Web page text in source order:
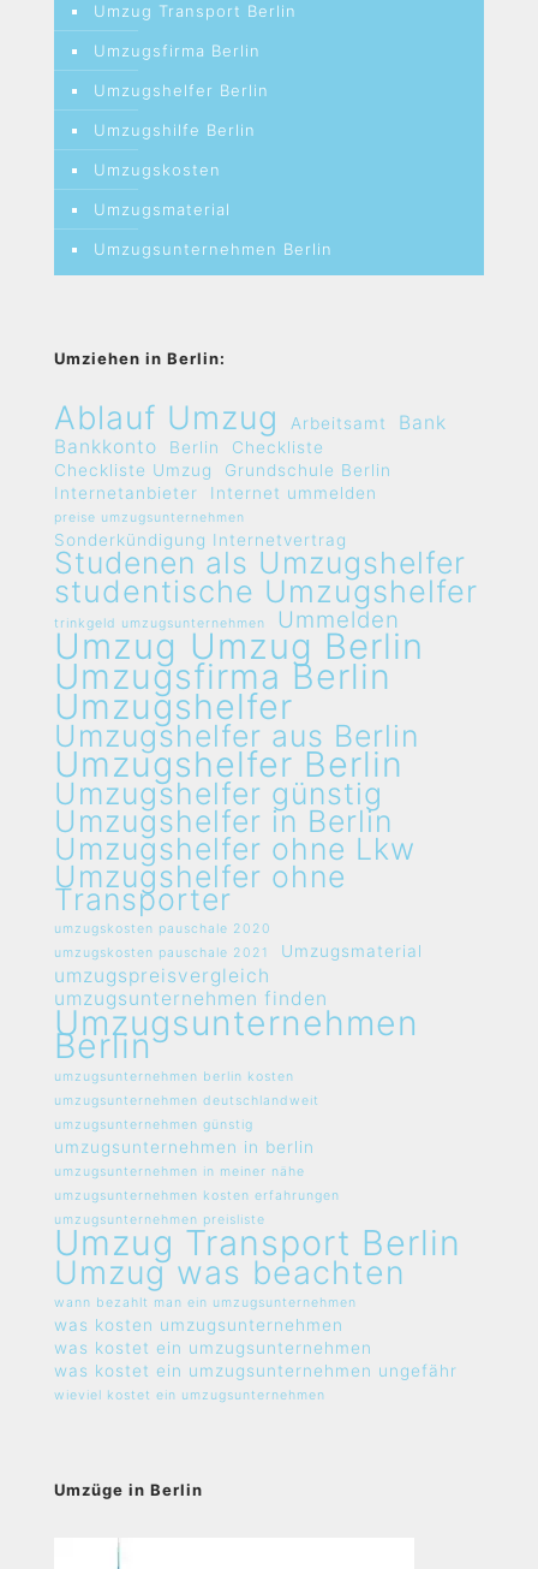
Umzug Transport Berlin
Umzugsfirma Berlin
Umzugshelfer Berlin
Umzugshilfe Berlin
Umzugskosten
Umzugsmaterial
Umzugsunternehmen Berlin
Umziehen in Berlin:
Ablauf Umzug Arbeitsamt
Bank
Bankkonto
Berlin
Checkliste
Checkliste Umzug
Grundschule Berlin
Internetanbieter
Internet ummelden
preise umzugsunternehmen
Sonderkündigung Internetvertrag
Studenen als Umzugshelfer
studentische Umzugshelfer
trinkgeld umzugsunternehmen Ummelden
Umzug Umzug Berlin
Umzugsfirma Berlin
Umzugshelfer
Umzugshelfer aus Berlin
Umzugshelfer Berlin
Umzugshelfer günstig
Umzugshelfer in Berlin
Umzugshelfer ohne Lkw
Umzugshelfer ohne
Transporter
umzugskosten pauschale 2020
umzugskosten pauschale 2021
Umzugsmaterial
umzugspreisvergleich
umzugsunternehmen finden
Umzugsunternehmen
Berlin
umzugsunternehmen berlin kosten
umzugsunternehmen deutschlandweit
umzugsunternehmen günstig
umzugsunternehmen in berlin
umzugsunternehmen in meiner nähe
umzugsunternehmen kosten erfahrungen
umzugsunternehmen preisliste
Umzug Transport Berlin
Umzug was beachten
wann bezahlt man ein umzugsunternehmen
was kosten umzugsunternehmen
was kostet ein umzugsunternehmen
was kostet ein umzugsunternehmen ungefähr
wieviel kostet ein umzugsunternehmen
Umzüge in Berlin